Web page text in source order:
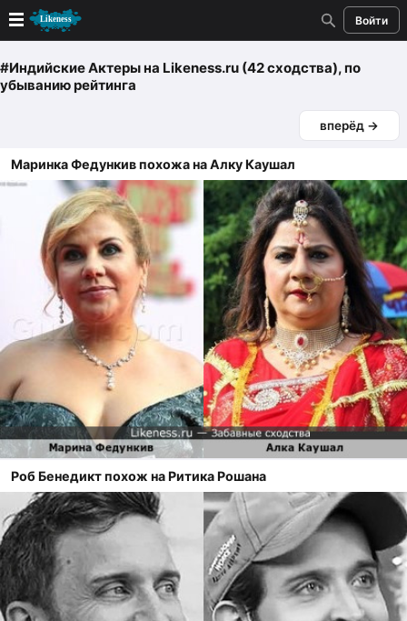
Войти
Новые
Голосование
Кандидаты
Случайное сходство 👍
Создать сходство
Для публикации необходима авторизация
#Индийские Актерына Likeness.ru (42 сходства), по
убыванию рейтинга
вперёд →
Маринка Федункив похожа на Алку Каушал
Роб Бенедикт похож на Ритика Рошана